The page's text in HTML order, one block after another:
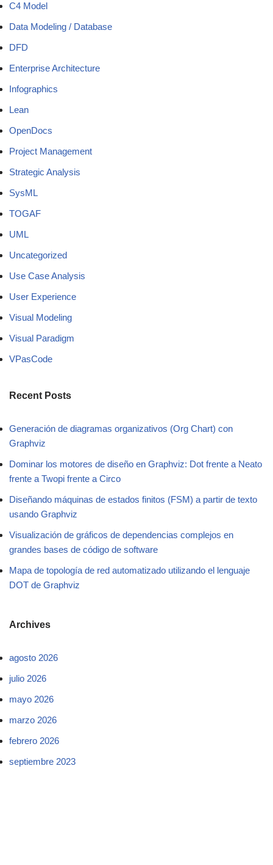
C4 Model
Data Modeling / Database
DFD
Enterprise Architecture
Infographics
Lean
OpenDocs
Project Management
Strategic Analysis
SysML
TOGAF
UML
Uncategorized
Use Case Analysis
User Experience
Visual Modeling
Visual Paradigm
VPasCode
Recent Posts
Generación de diagramas organizativos (Org Chart) con
Graphviz
Dominar los motores de diseño en Graphviz: Dot frente a Neato
frente a Twopi frente a Circo
Diseñando máquinas de estados finitos (FSM) a partir de texto
usando Graphviz
Visualización de gráficos de dependencias complejos en
grandes bases de código de software
Mapa de topología de red automatizado utilizando el lenguaje
DOT de Graphviz
Archives
agosto 2026
julio 2026
mayo 2026
marzo 2026
febrero 2026
septiembre 2023